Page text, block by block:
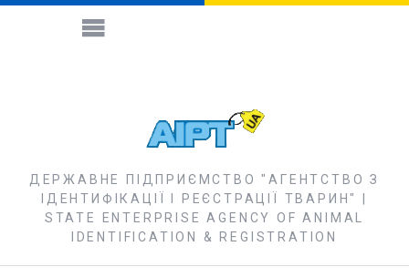
ДЕРЖАВНЕ ПІДПРИЄМСТВО "АГЕНТСТВО З
ІДЕНТИФІКАЦІЇ І РЕЄСТРАЦІЇ ТВАРИН" |
STATE ENTERPRISE AGENCY OF ANIMAL
IDENTIFICATION & REGISTRATION